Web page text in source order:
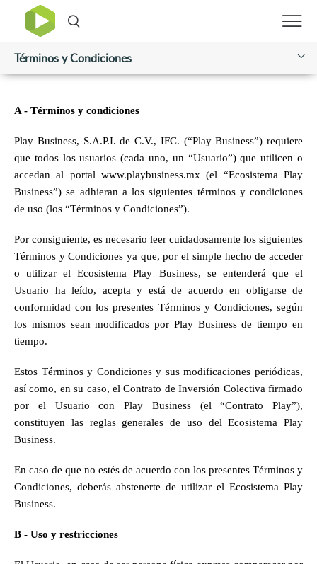
Términos y Condiciones
A - Términos y condiciones
Play Business, S.A.P.I. de C.V., IFC. (“Play Business”) requiere
que todos los usuarios (cada uno, un “Usuario”) que utilicen o
accedan al portal www.playbusiness.mx (el “Ecosistema Play
Business”) se adhieran a los siguientes términos y condiciones
de uso (los “Términos y Condiciones”).
Por consiguiente, es necesario leer cuidadosamente los siguientes
Términos y Condiciones ya que, por el simple hecho de acceder
o utilizar el Ecosistema Play Business, se entenderá que el
Usuario ha leído, acepta y está de acuerdo en obligarse de
conformidad con los presentes Términos y Condiciones, según
los mismos sean modificados por Play Business de tiempo en
tiempo.
Estos Términos y Condiciones y sus modificaciones periódicas,
así como, en su caso, el Contrato de Inversión Colectiva firmado
por el Usuario con Play Business (el “Contrato Play”),
constituyen las reglas generales de uso del Ecosistema Play
Business.
En caso de que no estés de acuerdo con los presentes Términos y
Condiciones, deberás abstenerte de utilizar el Ecosistema Play
Business.
B - Uso y restricciones